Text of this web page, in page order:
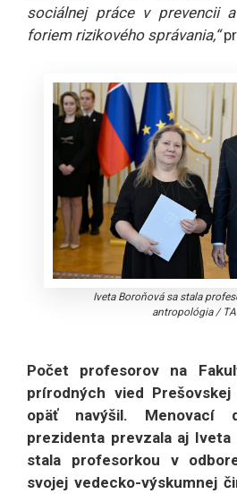
sociálnej práce v prevencii
foriem rizikového správania,“
Iveta Boroňová sa stala
antropológia/
Počet profesorov na
prírodných vied
opäť navýšil.
prezidenta prevzala aj Iveta
stala profesorkou v
svojej vedecko-výskumnej